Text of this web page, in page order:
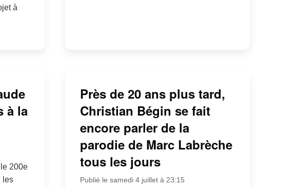
à
à la
200e
les
Près de 20 ans plus tard,
Christian Bégin se fait
encore parler de la
parodie de Marc Labrèche
tous les jours
Publié le samedi 4 juillet à 23:15